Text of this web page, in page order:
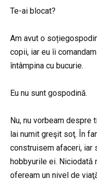
Te-ai blocat?
Am avut o
copii, iar eu îi
întâmpina cu bucurie.
Eu nu sunt gospodină.
Nu, nu vorbeam despre
lai numit greşit soţ. În
construisem afaceri, iar
hobbyurile ei. Niciodată
ofeream un nivel de